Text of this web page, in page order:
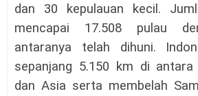
dan 30 kepulauan kecil.
mencapai 17.508 pulau
antaranya telah dihuni.
sepanjang 5.150 km di
dan Asia serta membelah